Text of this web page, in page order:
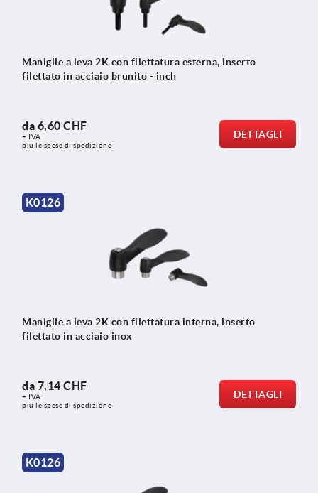
Maniglie a leva 2K con filettatura esterna, inserto
filettato in acciaio brunito - inch
da 6,60 CHF
+ IVA
più le spese di spedizione
DETTAGLI
K0126
Maniglie a leva 2K con filettatura interna, inserto
filettato in acciaio inox
da 7,14 CHF
+ IVA
più le spese di spedizione
DETTAGLI
K0126